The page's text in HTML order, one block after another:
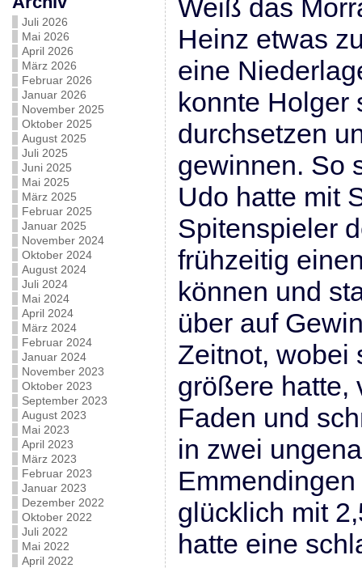
Juli 2026
Mai 2026
April 2026
März 2026
Februar 2026
Januar 2026
November 2025
Oktober 2025
August 2025
Juli 2025
Juni 2025
Mai 2025
März 2025
Februar 2025
Januar 2025
November 2024
Oktober 2024
August 2024
Juli 2024
Mai 2024
April 2024
März 2024
Februar 2024
Januar 2024
November 2023
Oktober 2023
September 2023
August 2023
Mai 2023
April 2023
März 2023
Februar 2023
Januar 2023
Dezember 2022
Oktober 2022
Juli 2022
Mai 2022
April 2022
Weiß das
Heinz etwas
eine
konnte Holger
durchsetzen
gewinnen. So
Udo hatte mit
Spitenspieler
frühzeitig
können und
über auf
Zeitnot, wobei
größere hatte,
Faden und
in zwei
glücklich mit
hatte eine